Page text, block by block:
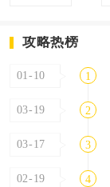
攻略热榜
01-10 1
03-19 2
03-17 3
02-19 4